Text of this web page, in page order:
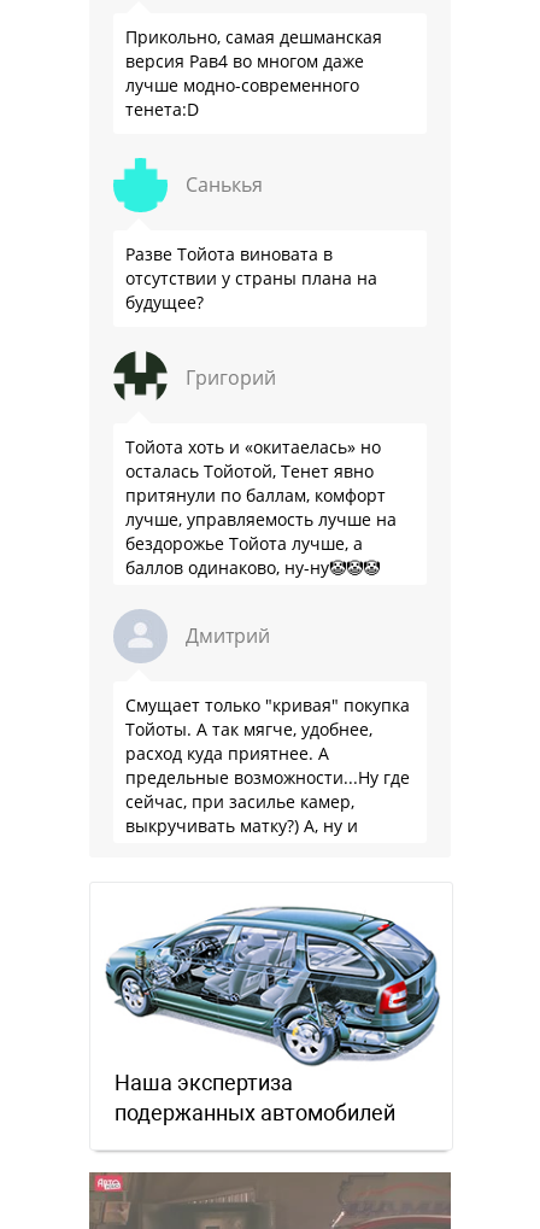
Прикольно, самая дешманская
версия Рав4 во многом даже
лучше модно-современного
тенета:D
Санькья
Разве Тойота виновата в
отсутствии у страны плана на
будущее?
Григорий
Тойота хоть и «окитаелась» но
осталась Тойотой, Тенет явно
притянули по баллам, комфорт
лучше, управляемость лучше на
бездорожье Тойота лучше, а
баллов одинаково, ну-ну🤡🤡🤡
Дмитрий
Смущает только "кривая" покупка
Тойоты. А так мягче, удобнее,
расход куда приятнее. А
предельные возможности...Ну где
сейчас, при засилье камер,
выкручивать матку?) А, ну и
Наша экспертиза
подержанных автомобилей